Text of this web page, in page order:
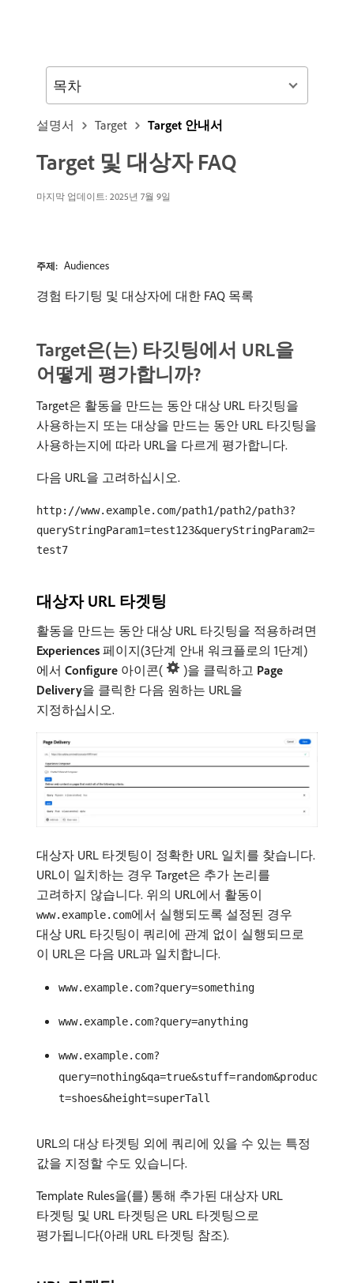
설명서 Target Target 안내서
Target 및 대상자 FAQ
마지막 업데이트: 2025년 7월 9일
주제: Audiences
경험 타기팅 및 대상자에 대한 FAQ 목록
Target은(는) 타깃팅에서 URL을
어떻게 평가합니까?
Target은 활동을 만드는 동안 대상 URL 타깃팅을
사용하는지 또는 대상을 만드는 동안 URL 타깃팅을
사용하는지에 따라 URL을 다르게 평가합니다.
다음 URL을 고려하십시오.
http://www.example.com/path1/path2/path3?
queryStringParam1=test123&queryStringParam2=
test7
대상자 URL 타겟팅
활동을 만드는 동안 대상 URL 타깃팅을 적용하려면
Experiences 페이지(3단계 안내 워크플로의 1단계)
에서 Configure 아이콘( )을 클릭하고 Page
Delivery​을 클릭한 다음 원하는 URL을
지정하십시오.
대상자 URL 타겟팅이 정확한 URL 일치를 찾습니다.
URL이 일치하는 경우 Target은 추가 논리를
고려하지 않습니다. 위의 URL에서 활동이
www.example.com에서 실행되도록 설정된 경우
대상 URL 타깃팅이 쿼리에 관계 없이 실행되므로
이 URL은 다음 URL과 일치합니다.
www.example.com?query=something
www.example.com?query=anything
www.example.com?
query=nothing&qa=true&stuff=random&produc
t=shoes&height=superTall
URL의 대상 타겟팅 외에 쿼리에 있을 수 있는 특정
값을 지정할 수도 있습니다.
Template Rules을(를) 통해 추가된 대상자 URL
타겟팅 및 URL 타겟팅은 URL 타겟팅으로
평가됩니다(아래 URL 타겟팅 참조).
목차